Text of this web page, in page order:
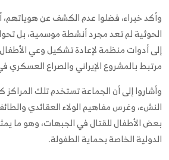
وأكد خبراء، فضلوا عدم الكشف عن هوياتهم،
الحوثية لم تعد مجرد أنشطة موسمية، بل
إلى أدوات منظمة لإعادة تشكيل وعي
مرتبط بالمشروع الإيراني والصراع العسكري
وأشاروا إلى أن الجماعة تستخدم تلك المراكز
النشء، وغرس مفاهيم الولاء العقائدي
بعض الأطفال للقتال في الجبهات، وهو ما
الدولية الخاصة بحماية الطفولة.